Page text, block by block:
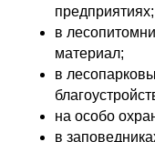
предприятиях;
в
материал;
в
на особо
в
программы,
условиям
и
Есть вопросы по
программы,